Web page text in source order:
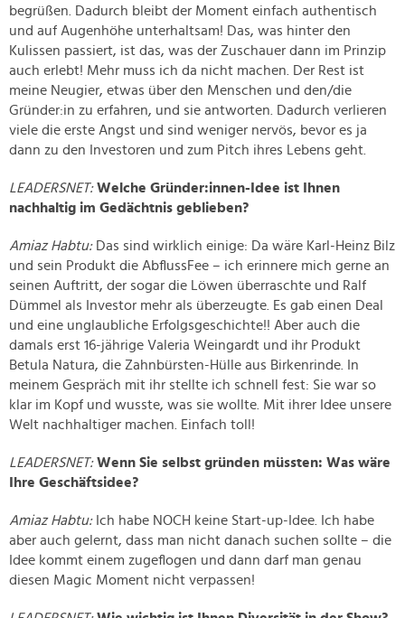
begrüßen. Dadurch bleibt der Moment einfach authentisch
und auf Augenhöhe unterhaltsam! Das, was hinter den
Kulissen passiert, ist das, was der Zuschauer dann im Prinzip
auch erlebt! Mehr muss ich da nicht machen. Der Rest ist
meine Neugier, etwas über den Menschen und den/die
Gründer:in zu erfahren, und sie antworten. Dadurch verlieren
viele die erste Angst und sind weniger nervös, bevor es ja
dann zu den Investoren und zum Pitch ihres Lebens geht.
LEADERSNET:Welche Gründer:innen-Idee ist Ihnen
nachhaltig im Gedächtnis geblieben?
Amiaz Habtu:Das sind wirklich einige: Da wäre Karl-Heinz Bilz
und sein Produkt die AbflussFee – ich erinnere mich gerne an
seinen Auftritt, der sogar die Löwen überraschte und Ralf
Dümmel als Investor mehr als überzeugte. Es gab einen Deal
und eine unglaubliche Erfolgsgeschichte!! Aber auch die
damals erst 16-jährige Valeria Weingardt und ihr Produkt
Betula Natura, die Zahnbürsten-Hülle aus Birkenrinde. In
meinem Gespräch mit ihr stellte ich schnell fest: Sie war so
klar im Kopf und wusste, was sie wollte. Mit ihrer Idee unsere
Welt nachhaltiger machen. Einfach toll!
LEADERSNET:Wenn Sie selbst gründen müssten: Was wäre
Ihre Geschäftsidee?
Amiaz Habtu:Ich habe NOCH keine Start-up-Idee. Ich habe
aber auch gelernt, dass man nicht danach suchen sollte – die
Idee kommt einem zugeflogen und dann darf man genau
diesen Magic Moment nicht verpassen!